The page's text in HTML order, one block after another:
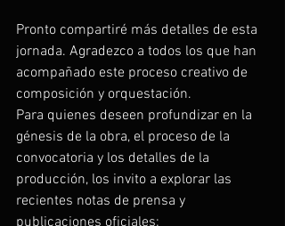
Pronto compartiré más detalles de esta
jornada. Agradezco a todos los que han
acompañado este proceso creativo de
composición y orquestación.
Para quienes deseen profundizar en la
génesis de la obra, el proceso de la
convocatoria y los detalles de la
producción, los invito a explorar las
recientes notas de prensa y
publicaciones oficiales: